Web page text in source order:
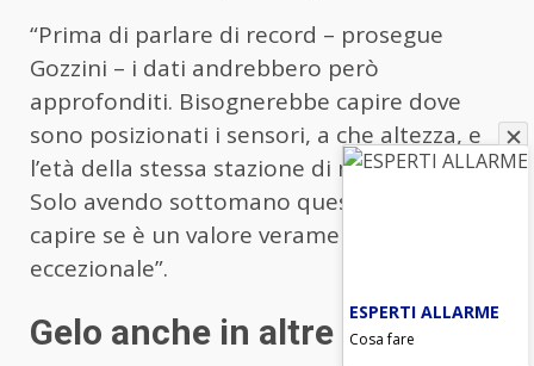
“Prima di parlare di record – prosegue
Gozzini – i dati andrebbero però
approfonditi. Bisognerebbe capire dove
sono posizionati i sensori, a che altezza, e
l’età della stessa stazione di monitoraggio.
Solo avendo sottomano questi dati si potrà
capire se è un valore veramente
eccezionale”.
Gelo anche in altre Regioni
ESPERTI ALLARME
Cosa fare